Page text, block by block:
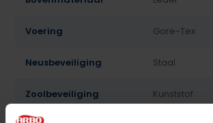
Voering Gore-Tex
Neusbeveiliging Staal
Zoolbeveiliging Kunststof